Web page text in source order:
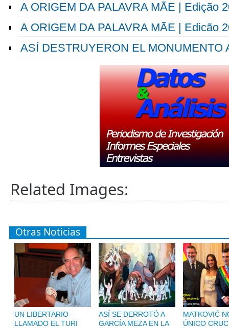
A ORIGEM DA PALAVRA MÃE | Edição
A ORIGEM DA PALAVRA MÃE | Edicão
ASÍ DESTRUYERON EL MONUMENTO
Related Images:
Otras Noticias
UN LIBERTARIO
LLAMADO EL TURI
ASÍ SE DERROTÓ A
GARCÍA MEZA EN LA
MATKOVIĆ
ÚNICO